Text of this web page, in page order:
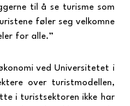
til å se turisme som
føler seg velkomne
for alle.”
ved Universitetet i
over turistmodellen,
i turistsektoren ikke har